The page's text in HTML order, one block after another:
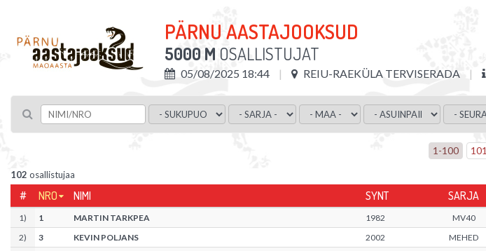
PÄRNU AASTAJOOKSUD
5000 M OSALLISTUJAT
05/08/2025 18:44 REIU-RAEKÜLA TERVISERADA
1 -100 101
102 osallistujaa
# NRO NIMI SYNT SARJA
1) 1 MARTIN TARKPEA 1982 MV40
2) 3 KEVIN POLJANS 2002 MEHED